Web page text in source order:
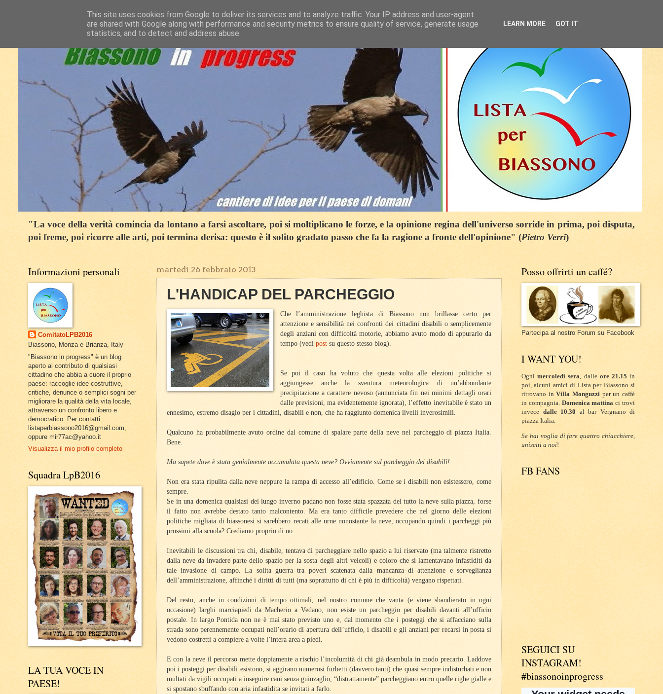
"La voce della verità comincia da lontano a farsi ascoltare, poi si moltiplicano le forze, e la opinione regina dell'universo sorride in prima, poi disputa,
poi freme, poi ricorre alle arti, poi termina derisa: questo è il solito gradato passo che fa la ragione a fronte dell'opinione" (Pietro Verri)
martedì 26 febbraio 2013
L'HANDICAP DEL PARCHEGGIO
Che l’amministrazione leghista di Biassono non brillasse certo per
attenzione e sensibilità nei confronti dei cittadini disabili o semplicemente
degli anziani con difficoltà motorie, abbiamo avuto modo di appurarlo da
tempo (vedi postsu questo stesso blog).
Se poi il caso ha voluto che questa volta alle elezioni politiche si
aggiungesse anche la sventura meteorologica di un’abbondante
precipitazione a carattere nevoso (annunciata fin nei minimi dettagli orari
dalle previsioni, ma evidentemente ignorata), l’effetto inevitabile è stato un
ennesimo, estremo disagio per i cittadini, disabili e non, che ha raggiunto domenica livelli inverosimili.
Qualcuno ha probabilmente avuto ordine dal comune di spalare parte della neve nel parcheggio di piazza Italia.
Bene.
Ma sapete dove è stata genialmente accumulata questa neve? Ovviamente sul parcheggio dei disabili!
Non era stata ripulita dalla neve neppure la rampa di accesso all’edificio. Come se i disabili non esistessero, come
sempre.
Se in una domenica qualsiasi del lungo inverno padano non fosse stata spazzata del tutto la neve sulla piazza, forse
il fatto non avrebbe destato tanto malcontento. Ma era tanto difficile prevedere che nel giorno delle elezioni
politiche migliaia di biassonesi si sarebbero recati alle urne nonostante la neve, occupando quindi i parcheggi più
prossimi alla scuola? Crediamo proprio di no.
Inevitabili le discussioni tra chi, disabile, tentava di parcheggiare nello spazio a lui riservato (ma talmente ristretto
dalla neve da invadere parte dello spazio per la sosta degli altri veicoli) e coloro che si lamentavano infastiditi da
tale invasione di campo. La solita guerra tra poveri scatenata dalla mancanza di attenzione e sorveglianza
dell’amministrazione, affinché i diritti di tutti (ma soprattutto di chi è più in difficoltà) vengano rispettati.
Del resto, anche in condizioni di tempo ottimali, nel nostro comune che vanta (e viene sbandierato in ogni
occasione) larghi marciapiedi da Macherio a Vedano, non esiste un parcheggio per disabili davanti all’ufficio
postale. In largo Pontida non ne è mai stato previsto uno e, dal momento che i posteggi che si affacciano sulla
strada sono perennemente occupati nell’orario di apertura dell’ufficio, i disabili e gli anziani per recarsi in posta si
vedono costretti a compiere a volte l’intera area a piedi.
E con la neve il percorso mette doppiamente a rischio l’incolumità di chi già deambula in modo precario. Laddove
poi i posteggi per disabili esistono, si aggirano numerosi furbetti (davvero tanti) che quasi sempre indisturbati e non
multati da vigili occupati a inseguire cani senza guinzaglio, “distrattamente” parcheggiano entro quelle righe gialle e
si spostano sbuffando con aria infastidita se invitati a farlo.
Informazioni personali
ComitatoLPB2016
Biassono, Monza e Brianza, Italy
"Biassono in progress" è un blog
aperto al contributo di qualsiasi
cittadino che abbia a cuore il proprio
paese: raccoglie idee costruttive,
critiche, denunce o semplici sogni per
migliorare la qualità della vita locale,
attraverso un confronto libero e
democratico. Per contatti:
listaperbiassono2016@gmail.com,
oppure mir77ac@yahoo.it
Visualizza il mio profilo completo
Squadra LpB2016
LA TUA VOCE IN
PAESE!
Posso offrirti un caffé?
Partecipa al nostro Forum su Facebook
I WANT YOU!
Ognimercoledì sera , dalle ore 21.15 in
poi, alcuni amici di Lista per Biassono si
ritrovano inVilla Monguzzi per un caffé
in compagnia. Domenica mattina ci trovi
invece dalle 10.30 al bar Vergnano di
piazza Italia.
Se hai voglia di fare quattro chiacchiere,
unisciti a noi!
FB FANS
SEGUICI SU
INSTAGRAM!
#biassonoinprogress
This site uses cookies from Google to deliver its services and to analyze traffic. Your IP address and user-agent
are shared with Google along with performance and security metrics to ensure quality of service, generate usage
statistics, and to detect and address abuse.
LEARN MORE GOT IT